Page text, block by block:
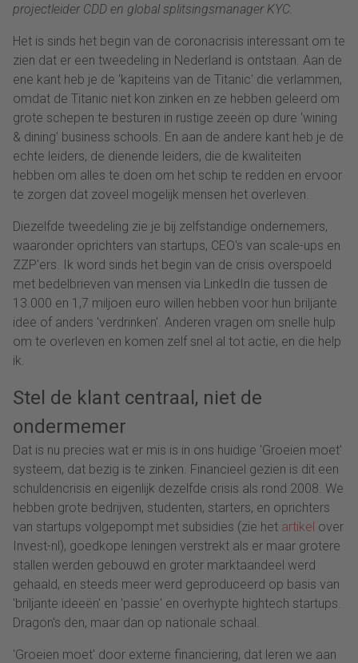
projectleider CDD en global splitsingsmanager KYC.
Het is sinds het begin van de coronacrisis interessant om te
zien dat er een tweedeling in Nederland is ontstaan. Aan de
ene kant heb je de 'kapiteins van de Titanic' die verlammen,
omdat de Titanic niet kon zinken en ze hebben geleerd om
grote schepen te besturen in rustige zeeën op dure 'wining
& dining' business schools. En aan de andere kant heb je de
echte leiders, de dienende leiders, die de kwaliteiten
hebben om alles te doen om het schip te redden en ervoor
te zorgen dat zoveel mogelijk mensen het overleven.
Diezelfde tweedeling zie je bij zelfstandige ondernemers,
waaronder oprichters van startups, CEO's van scale-ups en
ZZP'ers. Ik word sinds het begin van de crisis overspoeld
met bedelbrieven van mensen via LinkedIn die tussen de
13.000 en 1,7 miljoen euro willen hebben voor hun briljante
idee of anders 'verdrinken'. Anderen vragen om snelle hulp
om te overleven en komen zelf snel al tot actie, en die help
ik.
Stel de klant centraal, niet de
ondermemer
Dat is nu precies wat er mis is in ons huidige 'Groeien moet'
systeem, dat bezig is te zinken. Financieel gezien is dit een
schuldencrisis en eigenlijk dezelfde crisis als rond 2008. We
hebben grote bedrijven, studenten, starters, en oprichters
van startups volgepompt met subsidies (zie het artikel over
Invest-nl), goedkope leningen verstrekt als er maar grotere
stallen werden gebouwd en groter marktaandeel werd
gehaald, en steeds meer werd geproduceerd op basis van
'briljante ideeën' en 'passie' en overhypte hightech startups.
Dragon's den, maar dan op nationale schaal.
'Groeien moet' door externe financiering, dat leren we aan